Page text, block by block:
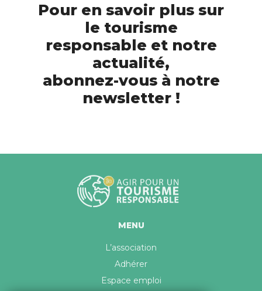
Pour en savoir plus sur
le tourisme
responsable et notre
actualité,
abonnez-vous à notre
newsletter !
MENU
L’association
Adhérer
Espace emploi